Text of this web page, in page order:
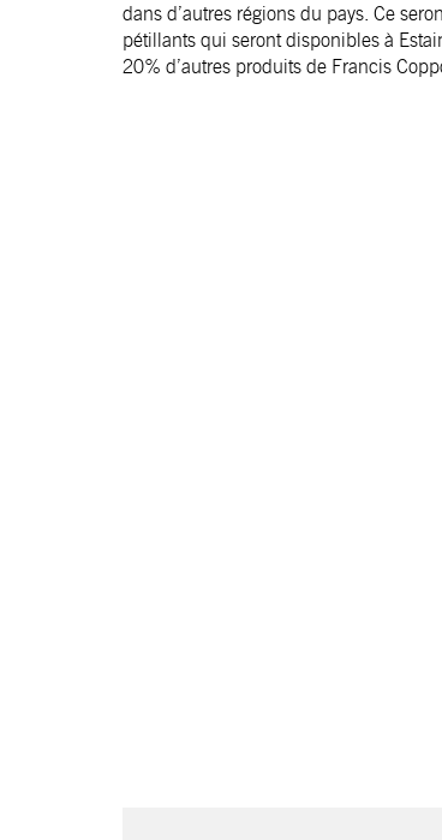
dans d’autres régions du pays. Ce
pétillants qui seront disponibles à
20% d’autres produits de Francis